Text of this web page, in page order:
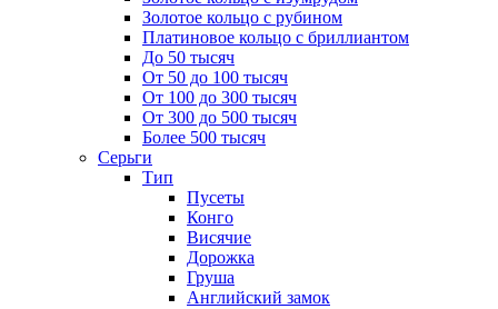
Золотое кольцо с рубином
Платиновое кольцо с бриллиантом
До 50 тысяч
От 50 до 100 тысяч
От 100 до 300 тысяч
От 300 до 500 тысяч
Более 500 тысяч
Серьги
Тип
Пусеты
Конго
Висячие
Дорожка
Груша
Английский замок